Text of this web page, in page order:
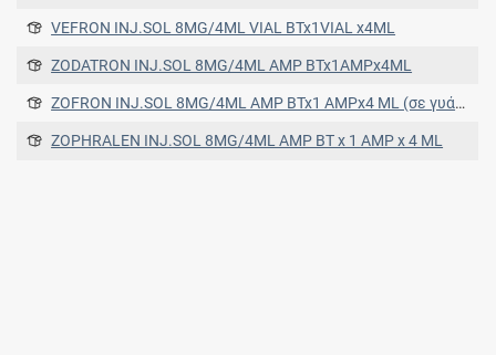
VEFRON INJ.SOL 8MG/4ML VIAL BTx1VIAL x4ML
ZODATRON INJ.SOL 8MG/4ML AMP BTx1AMPx4ML
ZOFRON INJ.SOL 8MG/4ML AMP BTx1 AMPx4 ML (σε γυάλινη φύσιγγα)
ZOPHRALEN INJ.SOL 8MG/4ML AMP BT x 1 AMP x 4 ML